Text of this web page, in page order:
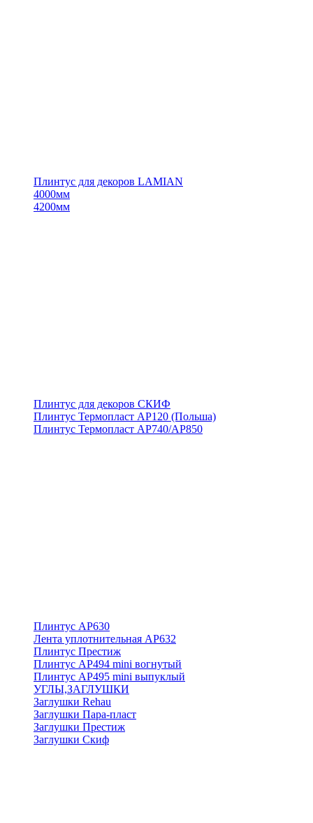
Плинтус для декоров LAMIAN
4000мм
4200мм
Плинтус для декоров СКИФ
Плинтус Термопласт АР120 (Польша)
Плинтус Термопласт АР740/АР850
Плинтус АР630
Лента уплотнительная АР632
Плинтус Престиж
Плинтус АР494 mini вогнутый
Плинтус АР495 mini выпуклый
УГЛЫ,ЗАГЛУШКИ
Заглушки Rehau
Заглушки Пара-пласт
Заглушки Престиж
Заглушки Скиф